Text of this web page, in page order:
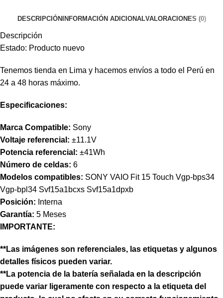
DESCRIPCIÓNINFORMACIÓN ADICIONALVALORACIONES (0)
Descripción
Estado: Producto nuevo
Tenemos tienda en Lima y hacemos envíos a todo el Perú en
24 a 48 horas máximo.
Especificaciones:
Marca Compatible: Sony
Voltaje referencial: ±11.1V
Potencia referencial: ±41Wh
Número de celdas: 6
Modelos compatibles: SONY VAIO Fit 15 Touch Vgp-bps34
Vgp-bpl34 Svf15a1bcxs Svf15a1dpxb
Posición: Interna
Garantía: 5 Meses
IMPORTANTE:
**Las imágenes son referenciales, las etiquetas y algunos
detalles físicos pueden variar.
**La potencia de la batería señalada en la descripción
puede variar ligeramente con respecto a la etiqueta del